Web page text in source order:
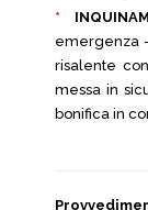
*
emergenza
risalente
messa in
bonifica in